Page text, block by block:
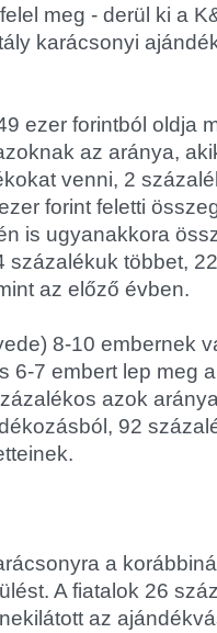
meg - derül ki a
karácsonyi
ezer forintból oldja
az aránya,
venni, 2
forint feletti
is ugyanakkora
százalékuk többet,
az előző évben.
8-10 embernek
6-7 embert lep meg
azok
92
a
A fiatalok 26
az